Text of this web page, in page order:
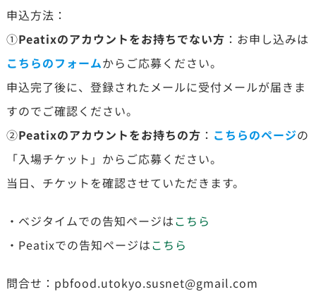
申込方法：
①Peatixのアカウントをお持ちでない方 ：お申し込みは
こちらのフォームからご応募ください。
申込完了後に、登録されたメールに受付メールが届きま
すのでご確認ください。
②Peatixのアカウントをお持ちの方 ： こちらのページの
「入場チケット」からご応募ください。
当日、チケットを確認させていただきます。
・ベジタイムでの告知ページはこちら
・Peatixでの告知ページはこちら
問合せ：pbfood.utokyo.susnet@gmail.com